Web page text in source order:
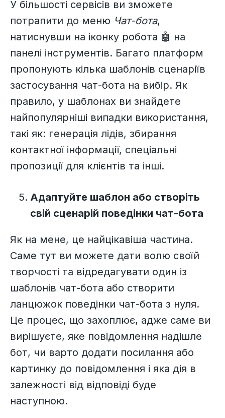
У більшості сервісів ви зможете
потрапити до меню Чат-бота,
натиснувши на іконку робота 🤖 на
панелі інструментів. Багато платформ
пропонують кілька шаблонів сценаріїв
застосування чат-бота на вибір. Як
правило, у шаблонах ви знайдете
найпопулярніші випадки використання,
такі як: генерація лідів, збирання
контактної інформації, спеціальні
пропозиції для клієнтів та інші.
Адаптуйте шаблон або створіть
свій сценарій поведінки чат-бота
Як на мене, це найцікавіша частина.
Саме тут ви можете дати волю своїй
творчості та відредагувати один із
шаблонів чат-бота або створити
ланцюжок поведінки чат-бота з нуля.
Це процес, що захоплює, адже саме ви
вирішуєте, яке повідомлення надішле
бот, чи варто додати посилання або
картинку до повідомлення і яка дія в
залежності від відповіді буде
наступною.